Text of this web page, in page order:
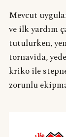
Mevcut
ve ilk yardım
tutulurken,
tornavida,
kriko ile
zorunlu